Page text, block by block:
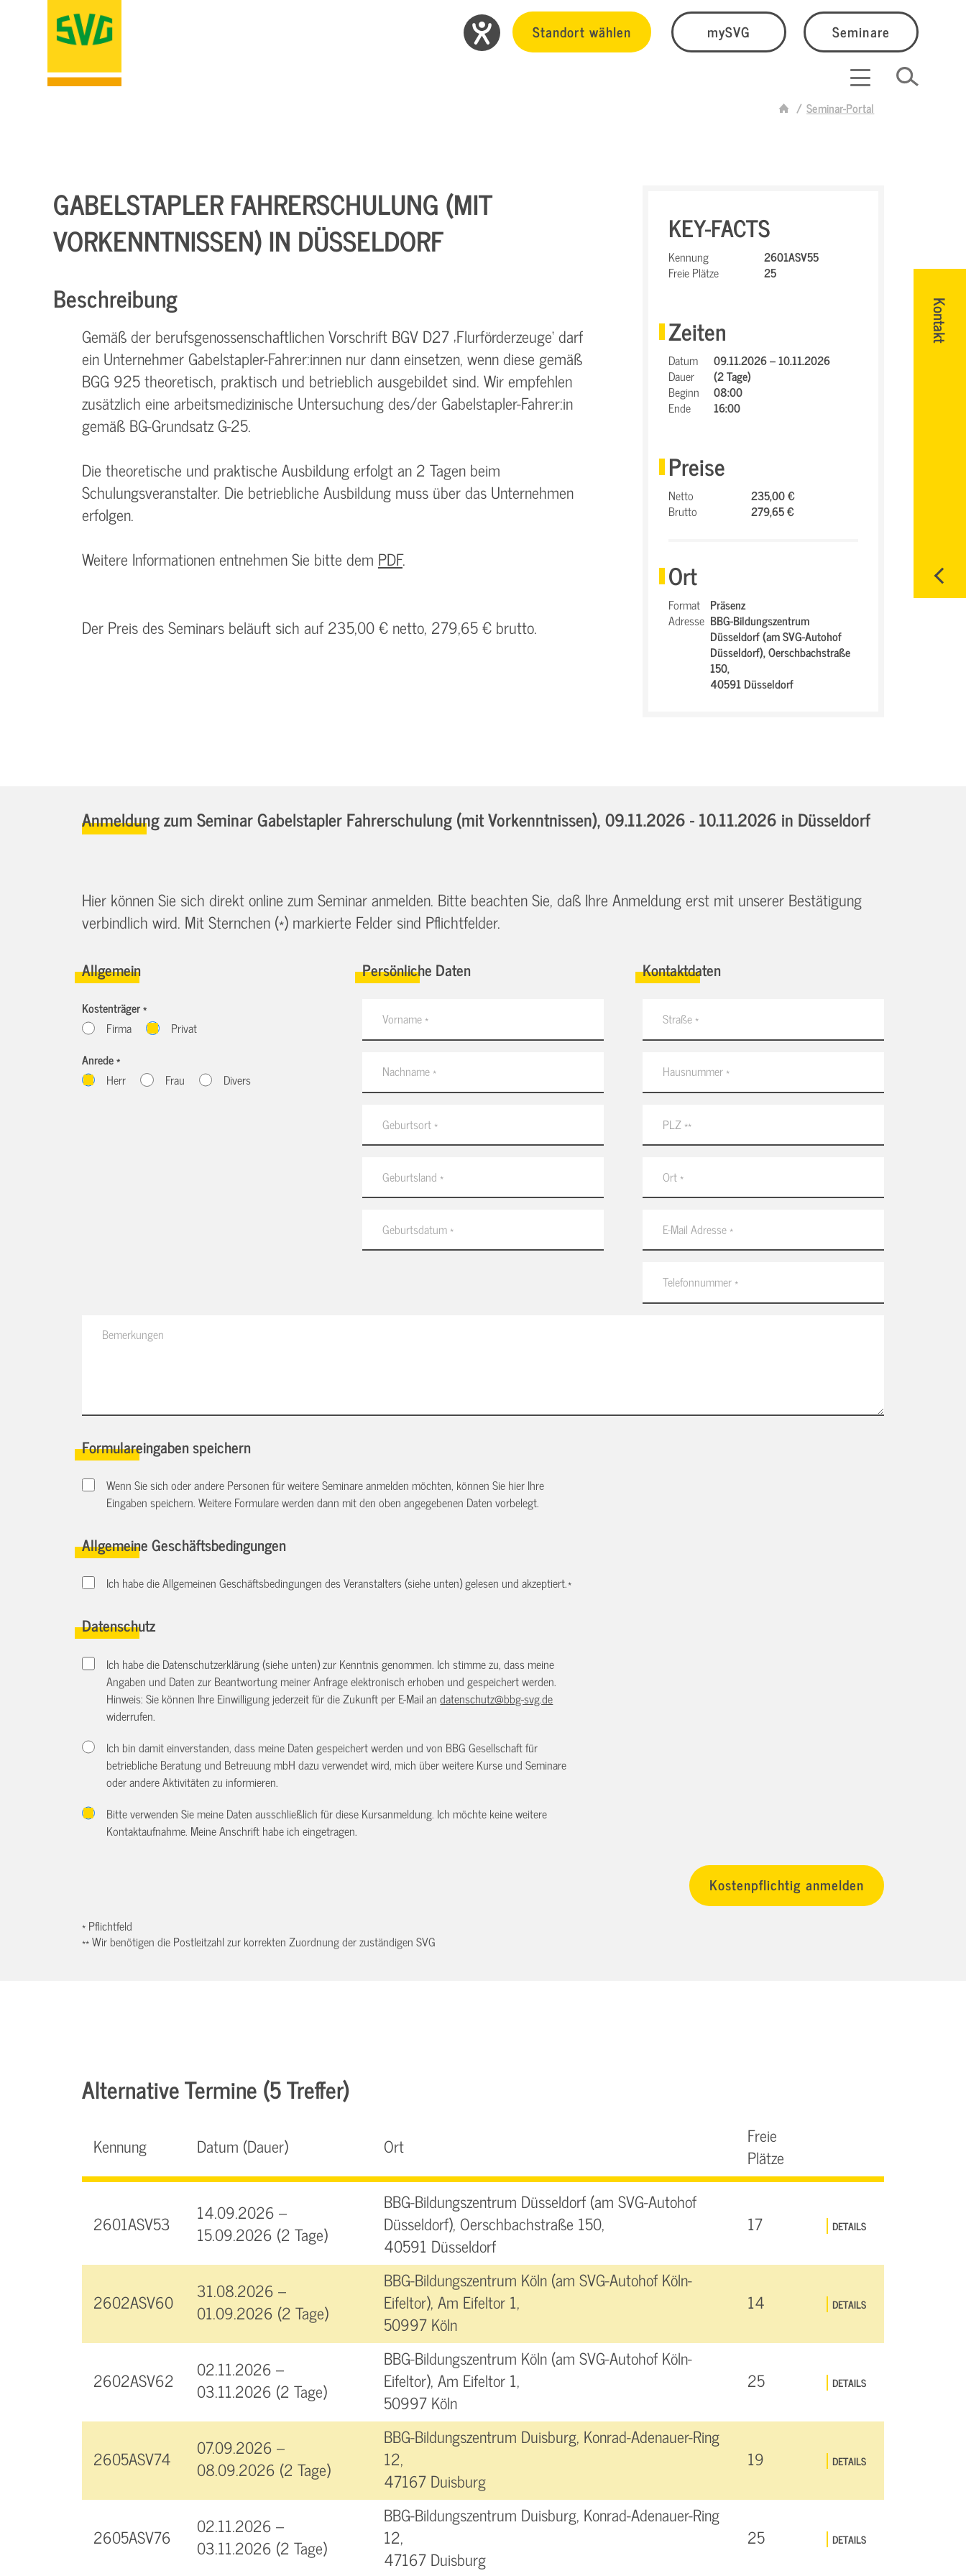
Standort wählen mySVG Seminare
Seminar-Portal
Kontakt
GABELSTAPLER FAHRERSCHULUNG (MIT
VORKENNTNISSEN) IN DÜSSELDORF
Beschreibung
Gemäß der berufsgenossenschaftlichen Vorschrift BGV D27 ‚Flurförderzeuge‘ darf
ein Unternehmer Gabelstapler-Fahrer:innen nur dann einsetzen, wenn diese gemäß
BGG 925 theoretisch, praktisch und betrieblich ausgebildet sind. Wir empfehlen
zusätzlich eine arbeitsmedizinische Untersuchung des/der Gabelstapler-Fahrer:in
gemäß BG-Grundsatz G-25.
Die theoretische und praktische Ausbildung erfolgt an 2 Tagen beim
Schulungsveranstalter. Die betriebliche Ausbildung muss über das Unternehmen
erfolgen.
Weitere Informationen entnehmen Sie bitte dem PDF.
Der Preis des Seminars beläuft sich auf 235,00 € netto, 279,65 € brutto.
KEY-FACTS
Kennung
2601ASV55
Freie Plätze
25
Zeiten
Datum
09.11.2026 – 10.11.2026
Dauer
(2 Tage)
Beginn
08:00
Ende
16:00
Preise
Netto
235,00 €
Brutto
279,65 €
Ort
Format Präsenz
Adresse BBG-Bildungszentrum
Düsseldorf (am SVG-Autohof
Düsseldorf),Oerschbachstraße
150,
40591 Düsseldorf
Anmeldung zum Seminar Gabelstapler Fahrerschulung (mit Vorkenntnissen),09.11.2026 - 10.11.2026 in Düsseldorf
Hier können Sie sich direkt online zum Seminar anmelden. Bitte beachten Sie, daß Ihre Anmeldung erst mit unserer Bestätigung
verbindlich wird. Mit Sternchen (*) markierte Felder sind Pflichtfelder.
Allgemein
Kostenträger *
Firma
Privat
Anrede *
Herr
Frau Divers
Persönliche Daten Kontaktdaten
Formulareingaben speichern
Wenn Sie sich oder andere Personen für weitere Seminare anmelden möchten, können Sie hier Ihre
Eingaben speichern. Weitere Formulare werden dann mit den oben angegebenen Daten vorbelegt.
Allgemeine Geschäftsbedingungen
Ich habe die Allgemeinen Geschäftsbedingungen des Veranstalters (siehe unten) gelesen und akzeptiert.*
Datenschutz
Ich habe die Datenschutzerklärung (siehe unten) zur Kenntnis genommen. Ich stimme zu, dass meine
Angaben und Daten zur Beantwortung meiner Anfrage elektronisch erhoben und gespeichert werden.
Hinweis: Sie können Ihre Einwilligung jederzeit für die Zukunft per E-Mail andatenschutz@bbg-svg.de
widerrufen.
Ich bin damit einverstanden, dass meine Daten gespeichert werden und von BBG Gesellschaft für
betriebliche Beratung und Betreuung mbH dazu verwendet wird, mich über weitere Kurse und Seminare
oder andere Aktivitäten zu informieren.
Bitte verwenden Sie meine Daten ausschließlich für diese Kursanmeldung. Ich möchte keine weitere
Kontaktaufnahme. Meine Anschrift habe ich eingetragen.
* Pflichtfeld
** Wir benötigen die Postleitzahl zur korrekten Zuordnung der zuständigen SVG
Alternative Termine (5 Treffer)
Kennung Datum (Dauer) Ort
Freie
Plätze
2601ASV53
14.09.2026 –
15.09.2026 (2 Tage)
BBG-Bildungszentrum Düsseldorf (am SVG-Autohof
Düsseldorf), Oerschbachstraße 150,
40591 Düsseldorf
17 DETAILS
2602ASV60
31.08.2026 –
01.09.2026 (2 Tage)
BBG-Bildungszentrum Köln (am SVG-Autohof Köln-
Eifeltor), Am Eifeltor 1,
50997 Köln
14 DETAILS
2602ASV62
02.11.2026 –
03.11.2026 (2 Tage)
BBG-Bildungszentrum Köln (am SVG-Autohof Köln-
Eifeltor), Am Eifeltor 1,
50997 Köln
25 DETAILS
2605ASV74
07.09.2026 –
08.09.2026 (2 Tage)
BBG-Bildungszentrum Duisburg, Konrad-Adenauer-Ring
12,
47167 Duisburg
19 DETAILS
2605ASV76
02.11.2026 –
03.11.2026 (2 Tage)
BBG-Bildungszentrum Duisburg, Konrad-Adenauer-Ring
12,
47167 Duisburg
25 DETAILS